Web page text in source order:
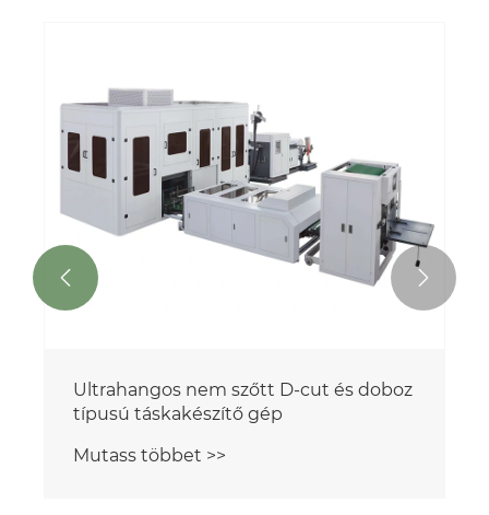
Ultrahangos nem szőtt D-cut és doboz
típusú táskakészítő gép
Mutass többet >>
 